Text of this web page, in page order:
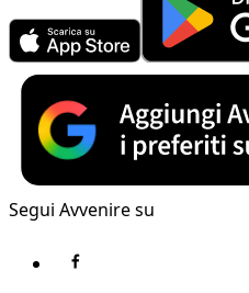
Segui Avvenire su